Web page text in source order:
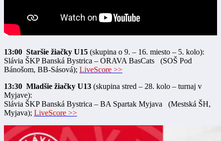
13:00 Staršie žiačky U15 (skupina o 9. – 16. miesto – 5. kolo):
Slávia ŠKP Banská Bystrica – ORAVA BasCats (SOŠ Pod
Bánošom, BB-Sásová); LiveScore >>
13:30 Mladšie žiačky U13 (skupina stred – 28. kolo – turnaj v
Myjave):
Slávia ŠKP Banská Bystrica – BA Spartak Myjava (Mestská ŠH,
Myjava); LiveScore >>